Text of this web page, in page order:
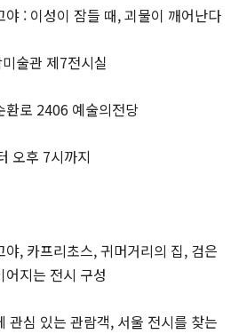
야 : 이성이 잠들 때, 괴물이 깨어난다
술관 제7전시실
환로 2406 예술의전당
오후 7시까지
야, 카프리초스, 귀머거리의 집, 검은
지는 전시 구성
관심 있는 관람객, 서울 전시를 찾는